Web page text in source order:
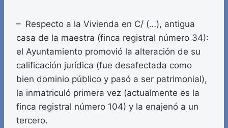
– Respecto a la Vivienda en C/ (…), antigua
casa de la maestra (finca registral número 34):
el Ayuntamiento promovió la alteración de su
calificación jurídica (fue desafectada como
bien dominio público y pasó a ser patrimonial),
la inmatriculó primera vez (actualmente es la
finca registral número 104) y la enajenó a un
tercero.